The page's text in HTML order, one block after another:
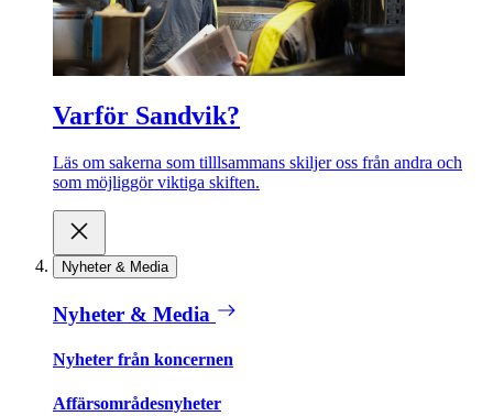
Varför Sandvik?
Läs om sakerna som tilllsammans skiljer oss från andra och
som möjliggör viktiga skiften.
Nyheter & Media
Nyheter & Media
Nyheter från koncernen
Affärsområdesnyheter